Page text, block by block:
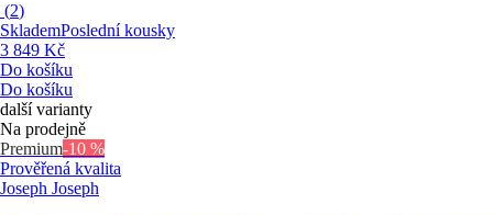
(2)
SklademPoslední kousky
3 849 Kč
Do košíku
Do košíku
další varianty
Na prodejně
Premium-10 %
Prověřená kvalita
Joseph Joseph